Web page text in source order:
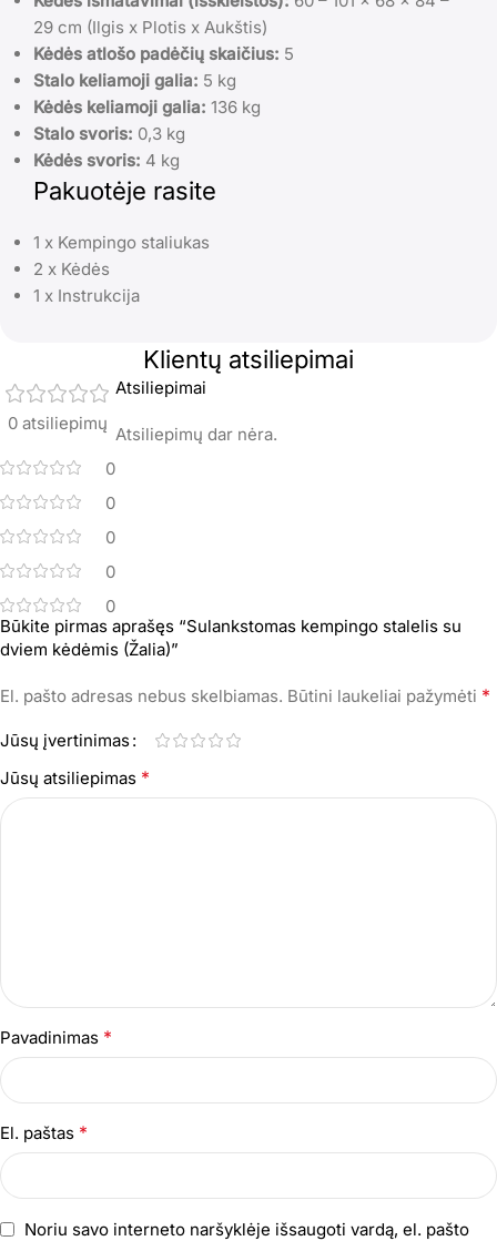
29 cm (Ilgis x Plotis x Aukštis)
Kėdės atlošo padėčių skaičius: 5
Stalo keliamoji galia: 5 kg
Kėdės keliamoji galia: 136 kg
Stalo svoris: 0,3 kg
Kėdės svoris: 4 kg
Pakuotėje rasite
1 x Kempingo staliukas
2 x Kėdės
1 x Instrukcija
Klientų atsiliepimai
0 atsiliepimų
0
0
0
0
0
Atsiliepimai
Atsiliepimų dar nėra.
Būkite pirmas aprašęs “Sulankstomas kempingo stalelis su
dviem kėdėmis (Žalia)”
El. pašto adresas nebus skelbiamas. Būtini laukeliai pažymėti *
Jūsų įvertinimas
Jūsų atsiliepimas *
Pavadinimas *
El. paštas *
Noriu savo interneto naršyklėje išsaugoti vardą, el. pašto